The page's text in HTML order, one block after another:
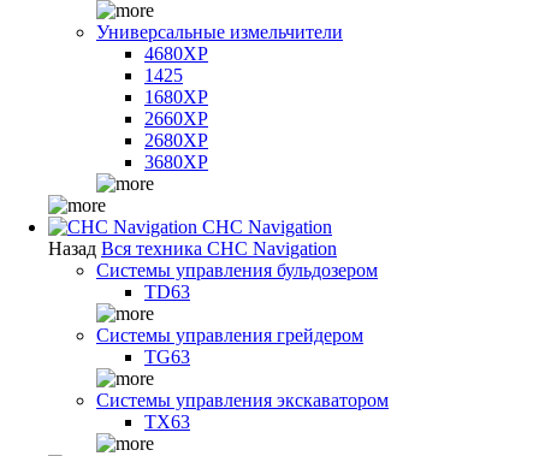
Универсальные измельчители
4680XP
1425
1680XP
2660XP
2680XP
3680XP
CHC Navigation
Назад Вся техника CHC Navigation
Системы управления бульдозером
TD63
Системы управления грейдером
TG63
Системы управления экскаватором
TX63